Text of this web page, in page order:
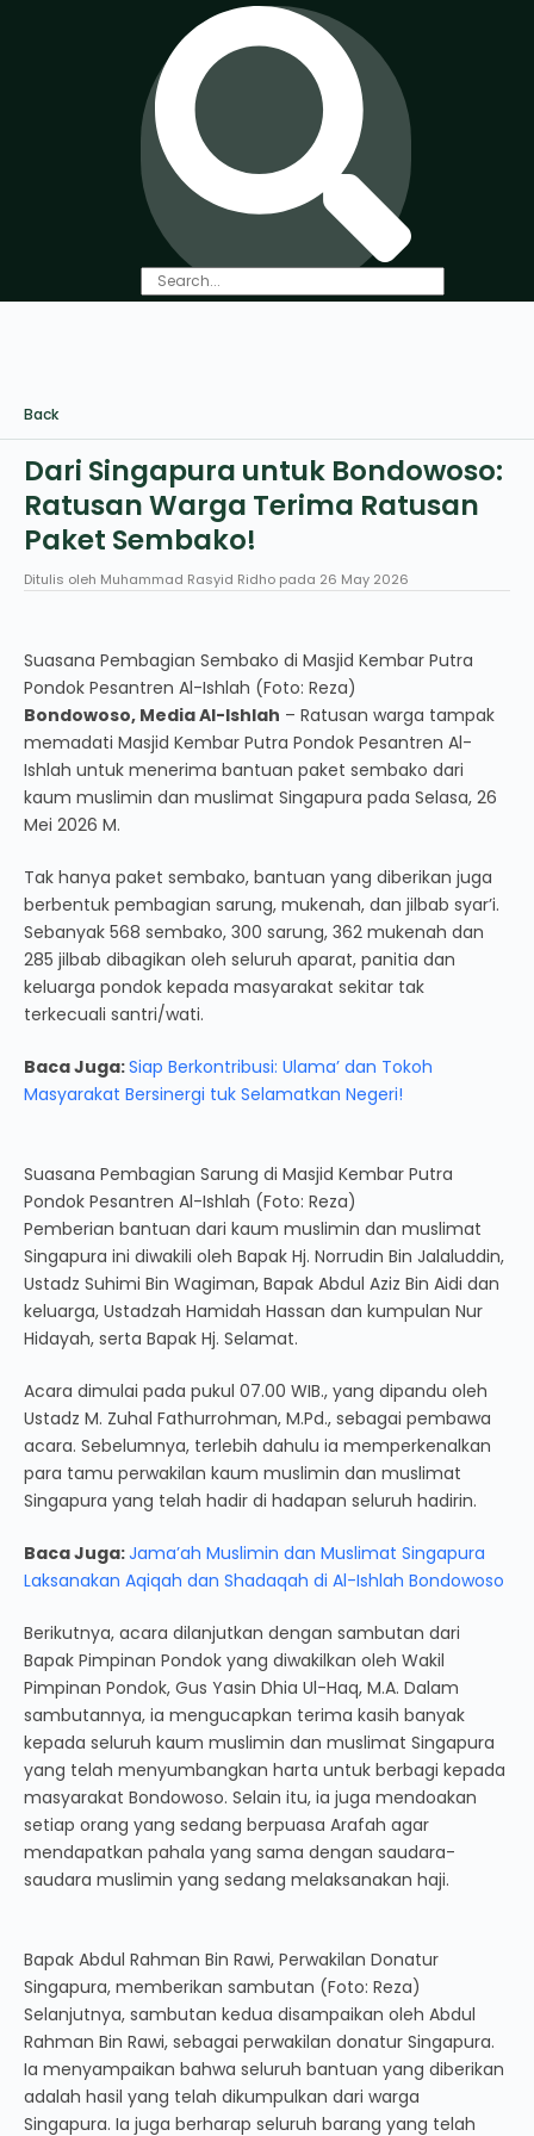
Back
Dari Singapura untuk Bondowoso:
Ratusan Warga Terima Ratusan
Paket Sembako!
Ditulis oleh Muhammad Rasyid Ridho pada 26 May 2026
Suasana Pembagian Sembako di Masjid Kembar Putra
Pondok Pesantren Al-Ishlah (Foto: Reza)
Bondowoso, Media Al-Ishlah – Ratusan warga tampak
memadati Masjid Kembar Putra Pondok Pesantren Al-
Ishlah untuk menerima bantuan paket sembako dari
kaum muslimin dan muslimat Singapura pada Selasa, 26
Mei 2026 M.
Tak hanya paket sembako, bantuan yang diberikan juga
berbentuk pembagian sarung, mukenah, dan jilbab syar’i.
Sebanyak 568 sembako, 300 sarung, 362 mukenah dan
285 jilbab dibagikan oleh seluruh aparat, panitia dan
keluarga pondok kepada masyarakat sekitar tak
terkecuali santri/wati.
Baca Juga:Siap Berkontribusi: Ulama’ dan Tokoh
Masyarakat Bersinergi tuk Selamatkan Negeri!
Suasana Pembagian Sarung di Masjid Kembar Putra
Pondok Pesantren Al-Ishlah (Foto: Reza)
Pemberian bantuan dari kaum muslimin dan muslimat
Singapura ini diwakili oleh Bapak Hj. Norrudin Bin Jalaluddin,
Ustadz Suhimi Bin Wagiman, Bapak Abdul Aziz Bin Aidi dan
keluarga, Ustadzah Hamidah Hassan dan kumpulan Nur
Hidayah, serta Bapak Hj. Selamat.
Acara dimulai pada pukul 07.00 WIB., yang dipandu oleh
Ustadz M. Zuhal Fathurrohman, M.Pd., sebagai pembawa
acara. Sebelumnya, terlebih dahulu ia memperkenalkan
para tamu perwakilan kaum muslimin dan muslimat
Singapura yang telah hadir di hadapan seluruh hadirin.
Baca Juga:Jama’ah Muslimin dan Muslimat Singapura
Laksanakan Aqiqah dan Shadaqah di Al-Ishlah Bondowoso
Berikutnya, acara dilanjutkan dengan sambutan dari
Bapak Pimpinan Pondok yang diwakilkan oleh Wakil
Pimpinan Pondok, Gus Yasin Dhia Ul-Haq, M.A. Dalam
sambutannya, ia mengucapkan terima kasih banyak
kepada seluruh kaum muslimin dan muslimat Singapura
yang telah menyumbangkan harta untuk berbagi kepada
masyarakat Bondowoso. Selain itu, ia juga mendoakan
setiap orang yang sedang berpuasa Arafah agar
mendapatkan pahala yang sama dengan saudara-
saudara muslimin yang sedang melaksanakan haji.
Bapak Abdul Rahman Bin Rawi, Perwakilan Donatur
Singapura, memberikan sambutan (Foto: Reza)
Selanjutnya, sambutan kedua disampaikan oleh Abdul
Rahman Bin Rawi, sebagai perwakilan donatur Singapura.
Ia menyampaikan bahwa seluruh bantuan yang diberikan
adalah hasil yang telah dikumpulkan dari warga
Singapura. Ia juga berharap seluruh barang yang telah